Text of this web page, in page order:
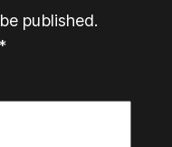
published.
*